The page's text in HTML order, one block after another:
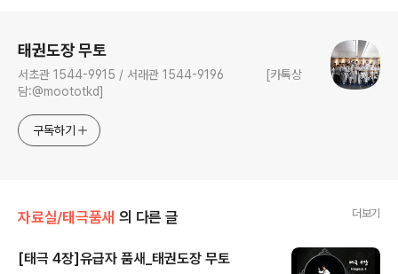
태권도장 무토
서초관 1544-9915 / 서래관 1544-9196 [카톡상
담:@moototkd]
구독하기
자료실/태극품새 의 다른 글 더보기
[태극 4장]유급자 품새_태권도장 무토